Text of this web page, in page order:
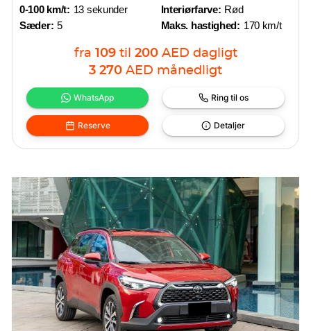
0-100 km/t: 13 sekunder
Sæder: 5
Interiørfarve: Rød
Maks. hastighed: 170 km/t
fra 109 til 200 AED dagligt
3 270 AED månedligt
WhatsApp Ring til os
Reserve Detaljer